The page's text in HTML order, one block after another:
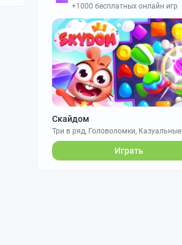
+1000 бесплатных онлайн игр
Скайдом
Три в ряд, Головоломки, Казуальные
Играть